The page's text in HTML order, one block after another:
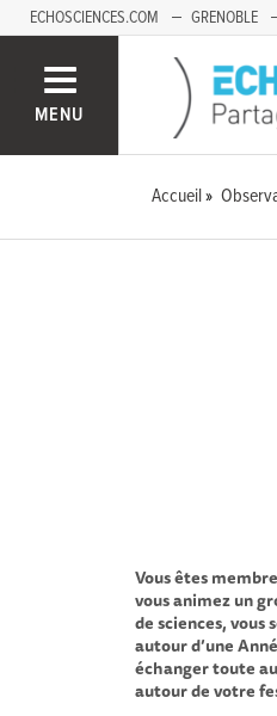
ECHOSCIENCES.COM GRENOBLE
MENU
Accueil
Vous êtes
vous animez un
de sciences,
autour d’une
échanger toute
autour de votre